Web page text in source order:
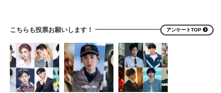
こちらも投票お願いします！ アンケートTOP